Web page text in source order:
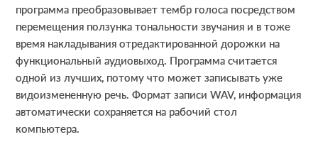
программа преобразовывает тембр голоса посредством
перемещения ползунка тональности звучания и в тоже
время накладывания отредактированной дорожки на
функциональный аудиовыход. Программа считается
одной из лучших, потому что может записывать уже
видоизмененную речь. Формат записи WAV, информация
автоматически сохраняется на рабочий стол
компьютера.